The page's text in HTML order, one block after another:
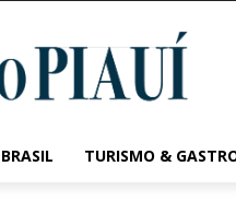
BRASIL TURISMO &